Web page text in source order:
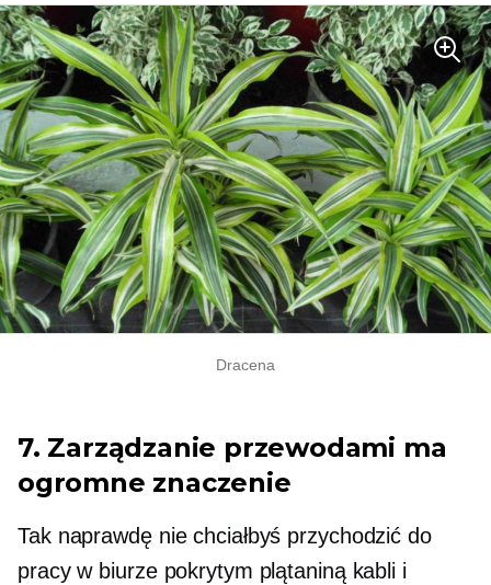
Dracena
7. Zarządzanie przewodami ma
ogromne znaczenie
Tak naprawdę nie chciałbyś przychodzić do
pracy w biurze pokrytym plątaniną kabli i